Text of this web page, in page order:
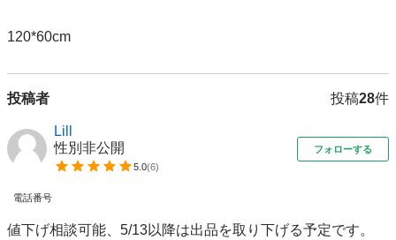
120*60cm
投稿者 投稿28件
Lill
性別非公開
5.0(6)
フォローする
電話番号
値下げ相談可能、5/13以降は出品を取り下げる予定です。